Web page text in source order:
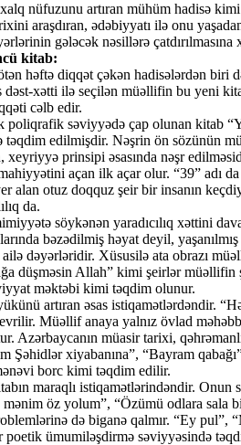
nüfuzunu artıran mühüm hadisə
araşdıran, ədəbiyyatı ilə onu
gələcək nəsillərə
kitab:
həftə diqqət çəkən hadisələrdən biri
dəst-xətti ilə seçilən müəllifin bu yeni
cəlb edir.
səviyyədə çap olunan kitab
edilmişdir. Nəşrin ön sözünün
prinsipi əsasında nəşr
açan ilk açar olur. “39” adı
alan otuz doqquz şeir bir insanın
da.
söykənən yaradıcılıq xəttini
bəzədilmiş həyat deyil,
dəyərləridir. Xüsusilə ata obrazı
düşməsin Allah” kimi şeirlər
məktəbi kimi təqdim olunur.
artıran əsas istiqamətlərdəndir.
Müəllif anaya yalnız övlad
müasir tarixi,
Şəhidlər xiyabanına”, “Bayram
borc kimi təqdim edilir.
maraqlı istiqamətlərindəndir. Onun
öz yolum”, “Özümü odlara
də biganə qalmır. “Ey pul”,
ümumiləşdirmə səviyyəsində